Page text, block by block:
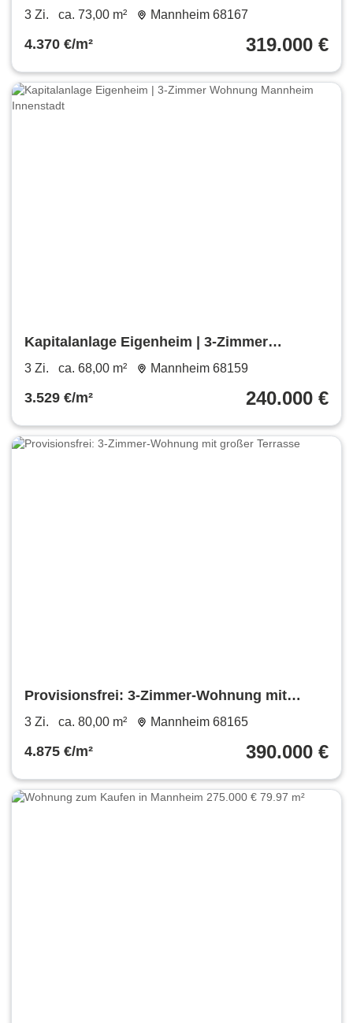
€ 73 m²
3 Zi. ca. 73,00 m² Mannheim 68167
4.370 €/m² 319.000 €
Kapitalanlage Eigenheim | 3-Zimmer
Wohnung Mannheim Innenstadt
3 Zi. ca. 68,00 m² Mannheim 68159
3.529 €/m² 240.000 €
Provisionsfrei: 3-Zimmer-Wohnung mit
großer Terrasse
3 Zi. ca. 80,00 m² Mannheim 68165
4.875 €/m² 390.000 €